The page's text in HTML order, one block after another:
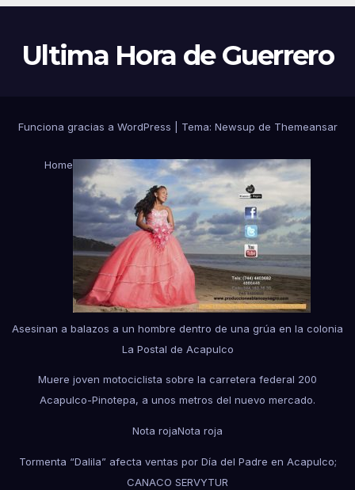
Ultima Hora de Guerrero
Funciona gracias a WordPress Tema: Newsup de Themeansar
Home
Asesinan a balazos a un hombre dentro de una grúa en la colonia
La Postal de Acapulco
Muere joven motociclista sobre la carretera federal 200
Acapulco-Pinotepa, a unos metros del nuevo mercado.
Nota rojaNota roja
Tormenta “Dalila” afecta ventas por Día del Padre en Acapulco;
CANACO SERVYTUR